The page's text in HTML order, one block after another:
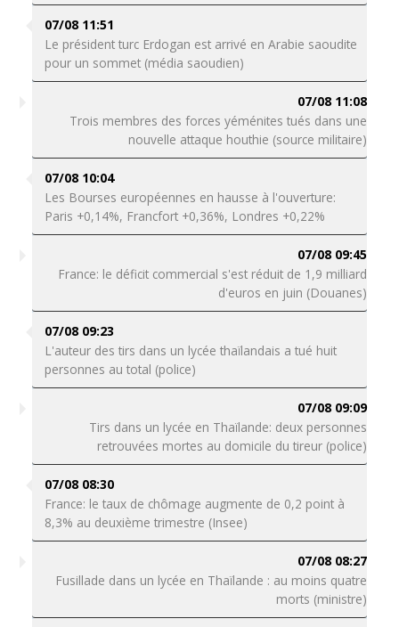
07/08 11:51
Le président turc Erdogan est arrivé en Arabie saoudite
pour un sommet (média saoudien)
07/08 11:08
Trois membres des forces yéménites tués dans une
nouvelle attaque houthie (source militaire)
07/08 10:04
Les Bourses européennes en hausse à l'ouverture:
Paris +0,14%, Francfort +0,36%, Londres +0,22%
07/08 09:45
France: le déficit commercial s'est réduit de 1,9 milliard
d'euros en juin (Douanes)
07/08 09:23
L'auteur des tirs dans un lycée thaïlandais a tué huit
personnes au total (police)
07/08 09:09
Tirs dans un lycée en Thaïlande: deux personnes
retrouvées mortes au domicile du tireur (police)
07/08 08:30
France: le taux de chômage augmente de 0,2 point à
8,3% au deuxième trimestre (Insee)
07/08 08:27
Fusillade dans un lycée en Thaïlande : au moins quatre
morts (ministre)